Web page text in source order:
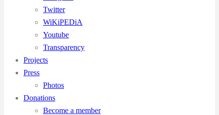
Twitter
WiKiPEDiA
Youtube
Transparency
Projects
Press
Photos
Donations
Become a member